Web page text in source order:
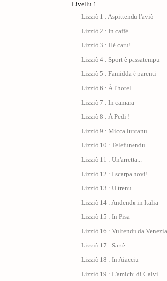
Livellu 1
Lizziò 1 : Aspittendu l'aviò
Lizziò 2 : In caffè
Lizziò 3 : Hè caru!
Lizziò 4 : Sport è passatempu
Lizziò 5 : Famidda è parenti
Lizziò 6 : À l'hotel
Lizziò 7 : In camara
Lizziò 8 : À Pedi !
Lizziò 9 : Micca luntanu...
Lizziò 10 : Telefunendu
Lizziò 11 : Un'arretta...
Lizziò 12 : I scarpa novi!
Lizziò 13 : U trenu
Lizziò 14 : Andendu in Italia
Lizziò 15 : In Pisa
Lizziò 16 : Vultendu da Venezia
Lizziò 17 : Sartè...
Lizziò 18 : In Aiacciu
Lizziò 19 : L'amichi di Calvi...